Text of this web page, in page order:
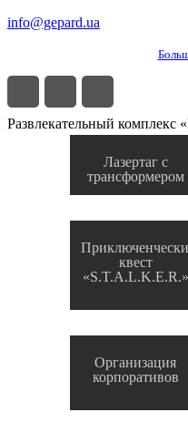
info@gepard.ua
Развлекательный комплекс
Лазертаг с
трансформером
квест
«S.T.A.L.K.E.R.»
Организация
корпоративов